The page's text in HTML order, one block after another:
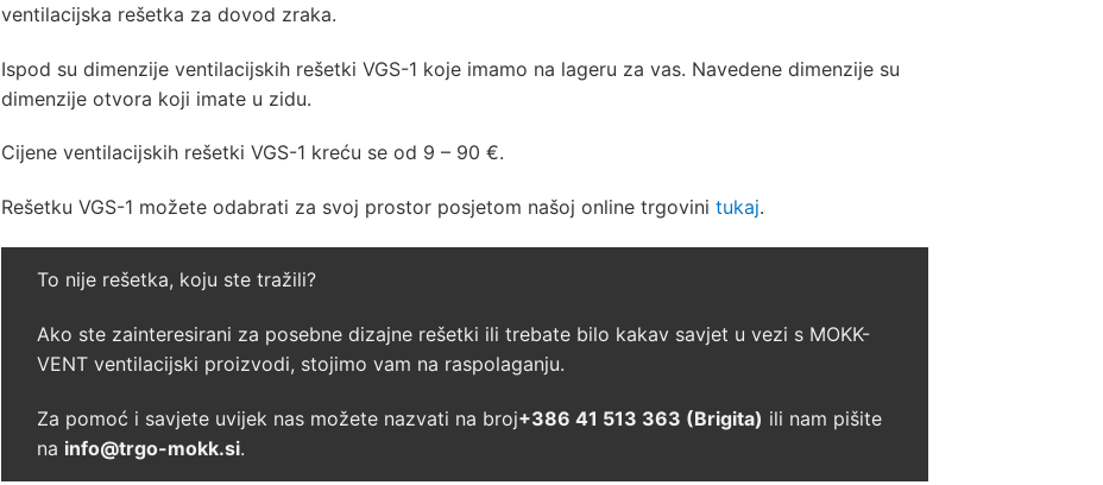
ventilacijska rešetka za dovod zraka.
Ispod su dimenzije ventilacijskih rešetki VGS-1 koje imamo na lageru za vas. Navedene dimenzije su
dimenzije otvora koji imate u zidu.
Cijene ventilacijskih rešetki VGS-1 kreću se od 9 – 90 €.
Rešetku VGS-1 možete odabrati za svoj prostor posjetom našoj online trgovini tukaj.
To nije rešetka, koju ste tražili?
Ako ste zainteresirani za posebne dizajne rešetki ili trebate bilo kakav savjet u vezi s MOKK-
VENT ventilacijski proizvodi, stojimo vam na raspolaganju.
Za pomoć i savjete uvijek nas možete nazvati na broj+386 41 513 363 (Brigita) ili nam pišite
na info@trgo-mokk.si.